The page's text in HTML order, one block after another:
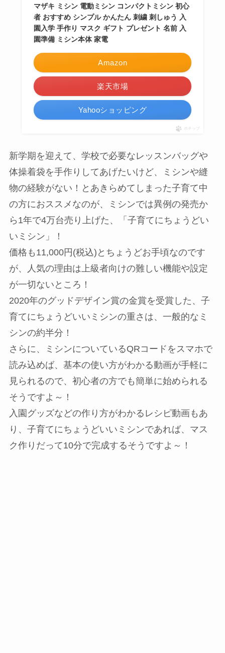
マザキ ミシン 電動ミシン コンパクトミシン 初心
者 おすすめ シンプル かんたん 刺繍 刺しゅう 入
園入学 手作り マスク ギフト プレゼント 名前 入
園準備 ミシン本体 家電
Amazon
楽天市場
Yahooショッピング
ポチップ
新学期を迎えて、学校で必要なレッスンバッグや
体操着袋を手作りしてあげたいけど、ミシンや縫
物の経験がない！とあきらめてしまった子育て中
の方におススメなのが、ミシンでは異例の発売か
ら1年で4万台売り上げた、「子育てにちょうどい
いミシン」！
価格も11,000円(税込)とちょうどお手頃なのです
が、人気の理由は上級者向けの難しい機能や設定
が一切ないところ！
2020年のグッドデザイン賞の金賞を受賞した、子
育てにちょうどいいミシンの重さは、一般的なミ
シンの約半分！
さらに、ミシンについているQRコードをスマホで
読み込めば、基本の使い方がわかる動画が手軽に
見られるので、初心者の方でも簡単に始められる
そうですよ～！
入園グッズなどの作り方がわかるレシピ動画もあ
り、子育てにちょうどいいミシンであれば、マス
ク作りだって10分で完成するそうですよ～！